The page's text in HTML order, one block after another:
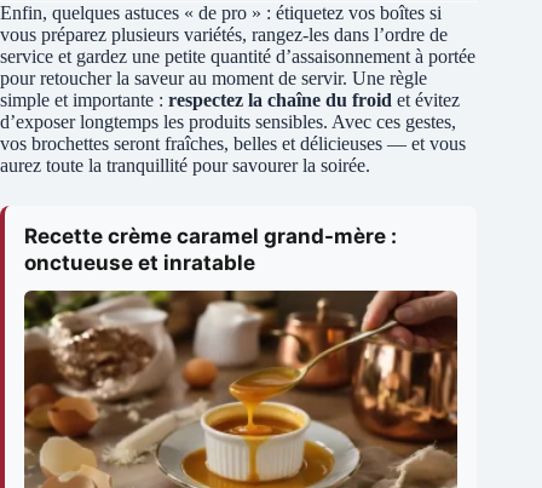
Enfin, quelques astuces « de pro » : étiquetez vos boîtes si
vous préparez plusieurs variétés, rangez-les dans l’ordre de
service et gardez une petite quantité d’assaisonnement à portée
pour retoucher la saveur au moment de servir. Une règle
simple et importante : respectez la chaîne du froid et évitez
d’exposer longtemps les produits sensibles. Avec ces gestes,
vos brochettes seront fraîches, belles et délicieuses — et vous
aurez toute la tranquillité pour savourer la soirée.
Recette crème caramel grand-mère :
onctueuse et inratable